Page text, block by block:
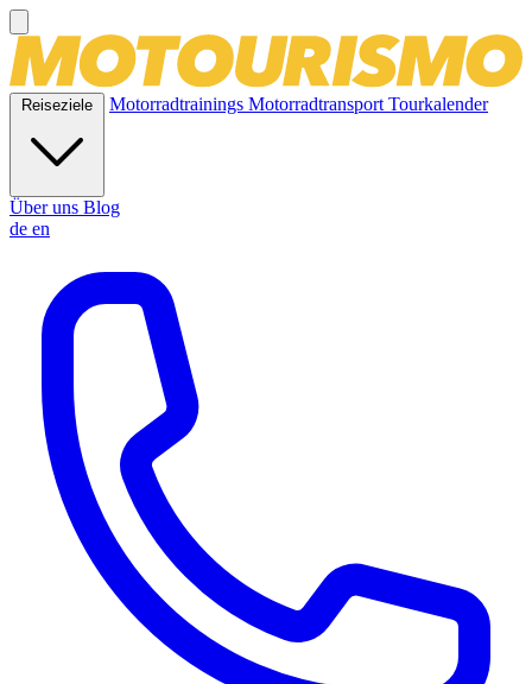
Reiseziele Motorradtrainings MotorradtransportTourkalender
Über uns Blog
de en